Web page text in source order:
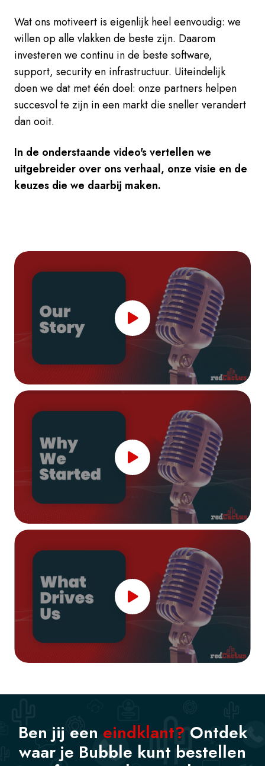
Wat ons motiveert is eigenlijk heel eenvoudig: we
willen op alle vlakken de beste zijn. Daarom
investeren we continu in de beste software,
support, security en infrastructuur. Uiteindelijk
doen we dat met één doel: onze partners helpen
succesvol te zijn in een markt die sneller verandert
dan ooit.
In de onderstaande video's vertellen we
uitgebreider over ons verhaal, onze visie en de
keuzes die we daarbij maken.
Ben jij een eindklant? Ontdek
waar je Bubble kunt bestellen